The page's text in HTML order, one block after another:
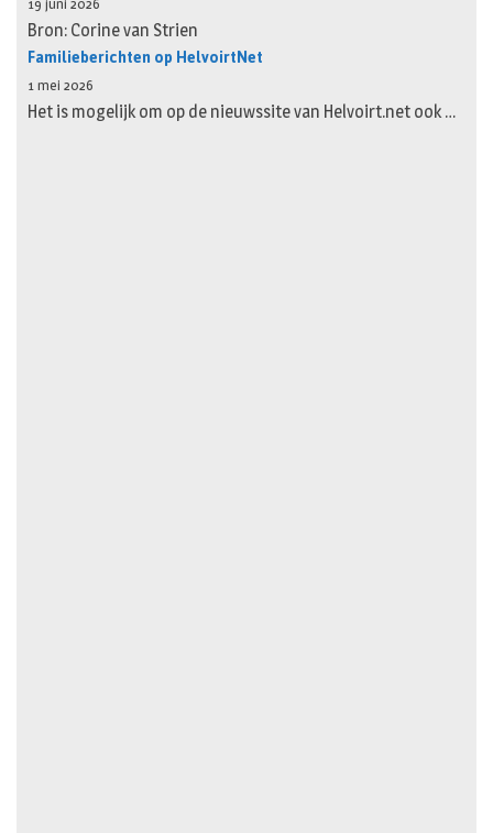
19 juni 2026
Bron: Corine van Strien
Familieberichten op HelvoirtNet
1 mei 2026
Het is mogelijk om op de nieuwssite van Helvoirt.net ook …